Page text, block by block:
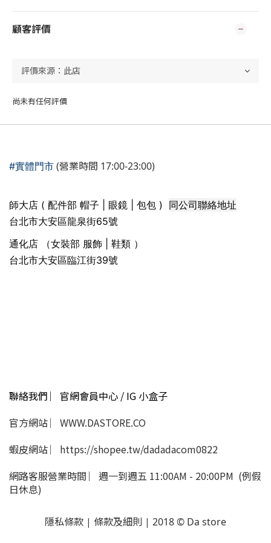
顧客評價
尚未有任何評價
#實體門市 (營業時間 17:00-23:00)
師大店 ( 配件部 帽子 | 眼鏡 | 包包 ) 同公司聯絡地址
台北市大安區龍泉街65號
通化店 （女裝部 服飾 | 鞋類 ）
台北市大安區臨江街39號
聯絡我們 ︳官網會員中心 / IG 小盒子
官方網站 ︳WWW.DASTORE.CO
蝦皮網站 ︳https://shopee.tw/dadadacom0822
網路客服營業時間 ︳週一到週五 11:00AM - 20:00PM (例假
日休息)
隱私條款 | 條款及細則 | 2018 © Da store